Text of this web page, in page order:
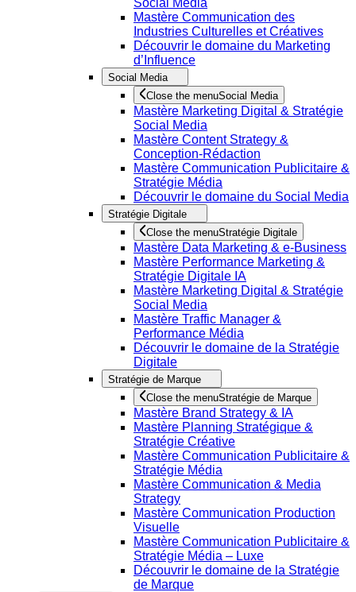
Social Media
Mastère Communication des
Industries Culturelles et Créatives
Découvrir le domaine du Marketing
d’Influence
Social Media
Close the menuSocial Media
Mastère Marketing Digital & Stratégie
Social Media
Mastère Content Strategy &
Conception-Rédaction
Mastère Communication Publicitaire &
Stratégie Média
Découvrir le domaine du Social Media
Stratégie Digitale
Close the menuStratégie Digitale
Mastère Data Marketing & e-Business
Mastère Performance Marketing &
Stratégie Digitale IA
Mastère Marketing Digital & Stratégie
Social Media
Mastère Traffic Manager &
Performance Média
Découvrir le domaine de la Stratégie
Digitale
Stratégie de Marque
Close the menuStratégie de Marque
Mastère Brand Strategy & IA
Mastère Planning Stratégique &
Stratégie Créative
Mastère Communication Publicitaire &
Stratégie Média
Mastère Communication & Media
Strategy
Mastère Communication Production
Visuelle
Mastère Communication Publicitaire &
Stratégie Média – Luxe
Découvrir le domaine de la Stratégie
de Marque